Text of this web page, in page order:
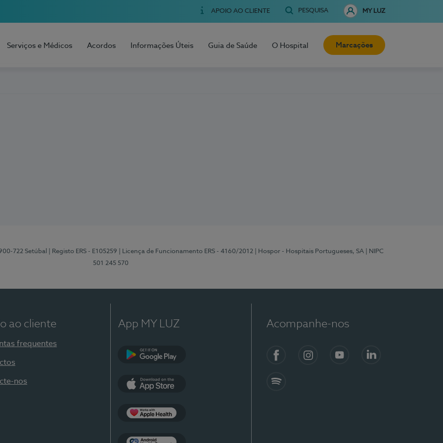
APOIO AO CLIENTE PESQUISA MY LUZ
Serviços e Médicos Acordos Informações Úteis Guia de Saúde O Hospital Marcações
722 Setúbal | Registo ERS - E105259 | Licença de Funcionamento ERS - 4160/2012 | Hospor - Hospitais Portugueses, SA
| NIPC
501 245 570
ao cliente
frequentes
nos
App MY LUZ Acompanhe-nos